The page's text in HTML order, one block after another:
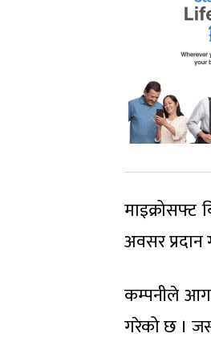
माइक्रोसफ्ट
अवसर प्रदान
कम्पनीले
गरेको छ ।